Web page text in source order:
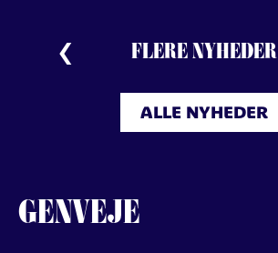
FLERE NYHEDER
ALLE NYHEDER
GENVEJE